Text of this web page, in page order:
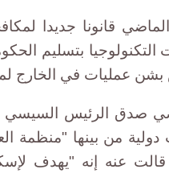
قانونا جديدا
بتسليم
بشن عمليات في الخارج
صدق الرئيس السيسي
قالت عنه إنه "يهدف